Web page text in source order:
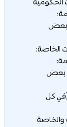
الحكومية
بعض
الخاصة:
بعض
(في كل
والخاصة